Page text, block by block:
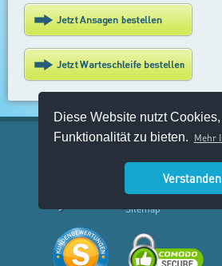
Diese Website nutzt
Funktionalität zu bieten. Mehr
Verstanden
Impressum
Datenschutz
AGB
Sitemap